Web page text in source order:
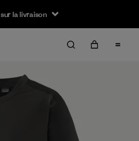
la livraison